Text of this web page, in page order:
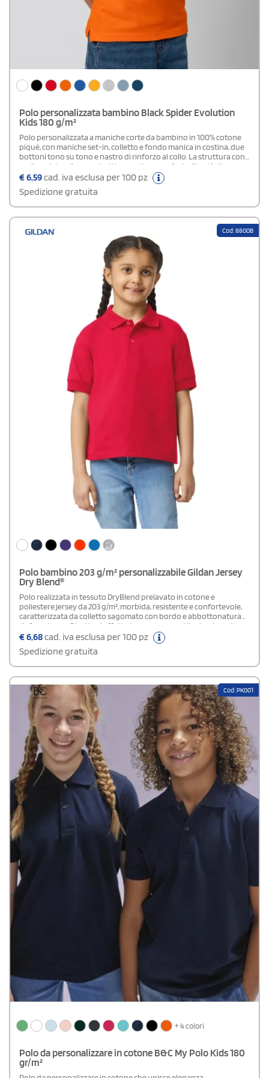
Polo personalizzata bambino Black Spider Evolution
Kids 180 g/m²
Polo personalizzata a maniche corte da bambino in 100% cotone
piqué, con maniche set-in, colletto e fondo manica in costina, due
bottoni tono su tono e nastro di rinforzo al collo. La struttura con
cuciture laterali e spacchetti garantisce comfort e libertà di
movimento.Composizione Grey Heather: 85% Cotone - 15%
ViscosaDisponibile modello Uomo e Donna
€6,59cad. iva esclusa per 100 pz
Spedizione gratuita
Cod: 8800B
Polo bambino 203 g/m² personalizzabile Gildan Jersey
Dry Blend®
Polo realizzata in tessuto DryBlend prelavato in cotone e
poliestere jersey da 203 g/m², morbida, resistente e confortevole,
caratterizzata da colletto sagomato con bordo e abbottonatura
rinforzata con 2 bottoni effetto legno per uno stile classico ed
elegante, rifinita con polsini con bordo e impunture sulla base per
una maggiore durata, dotata di etichetta conforme CPSIA e ideale
per uso quotidianoDisponibile modello Adulto Unisex
€6,68cad. iva esclusa per 100 pz
Spedizione gratuita
Cod: PK001
+ 4 colori
Polo da personalizzare in cotone B&C My Polo Kids 180
gr/m²